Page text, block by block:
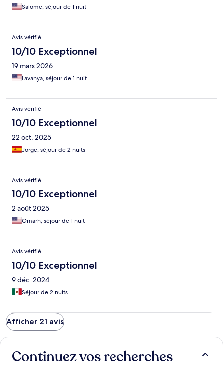
Salome, séjour de 1 nuit
Avis vérifié
10/10 Exceptionnel
19 mars 2026
Lavanya, séjour de 1 nuit
Avis vérifié
10/10 Exceptionnel
22 oct. 2025
Jorge, séjour de 2 nuits
Avis vérifié
10/10 Exceptionnel
2 août 2025
Omarh, séjour de 1 nuit
Avis vérifié
10/10 Exceptionnel
9 déc. 2024
Séjour de 2 nuits
Afficher 21 avis
Continuez vos recherches